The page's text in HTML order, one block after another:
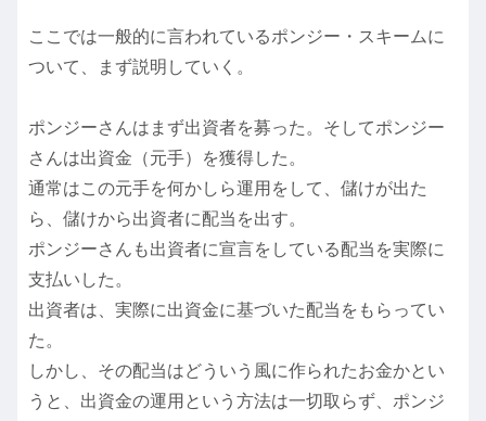
ここでは一般的に言われているポンジー・スキームに
ついて、まず説明していく。
ポンジーさんはまず出資者を募った。そしてポンジー
さんは出資金（元手）を獲得した。
通常はこの元手を何かしら運用をして、儲けが出た
ら、儲けから出資者に配当を出す。
ポンジーさんも出資者に宣言をしている配当を実際に
支払いした。
出資者は、実際に出資金に基づいた配当をもらってい
た。
しかし、その配当はどういう風に作られたお金かとい
うと、出資金の運用という方法は一切取らず、ポンジ